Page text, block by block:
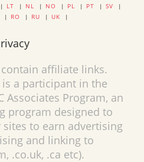
| LT | NL | NO | PL | PT | SV |
| RO | RU | UK |
affiliate links.
a participant in the
Associates Program, an
program designed to
to earn advertising
and linking to
.co.uk, .ca etc).